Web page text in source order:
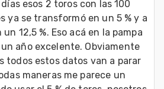
esos 2 toros con las 100
ya se transformó en un 5 % y a
12,5 %. Eso acá en la pampa
año excelente. Obviamente
todos estos datos van a parar
maneras me parece un